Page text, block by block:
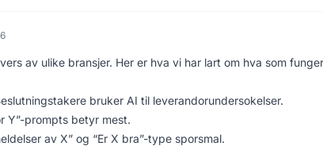
av ulike bransjer. Her er hva vi har lart om hva som
bruker AI til leverandorundersokelser.
Y”-prompts betyr mest.
av X” og “Er X bra”-type sporsmal.